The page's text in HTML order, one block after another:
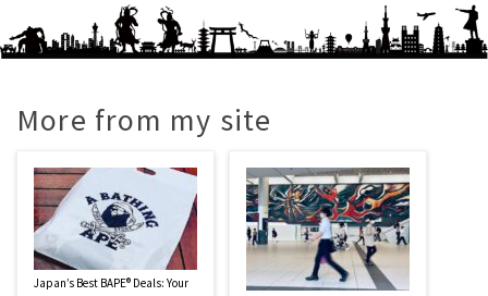
More from my site
Japan’s Best BAPE® Deals: Your